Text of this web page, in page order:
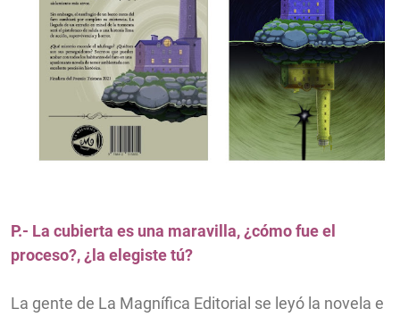
P.- La cubierta es una maravilla, ¿cómo fue el
proceso?, ¿la elegiste tú?
La gente de La Magnífica Editorial se leyó la novela e